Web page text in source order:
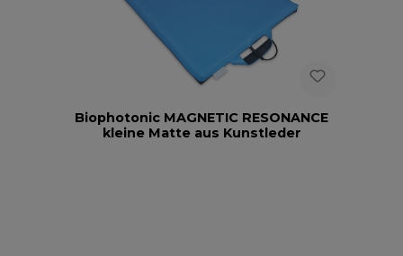
Biophotonic MAGNETIC RESONANCE
kleine Matte aus Kunstleder